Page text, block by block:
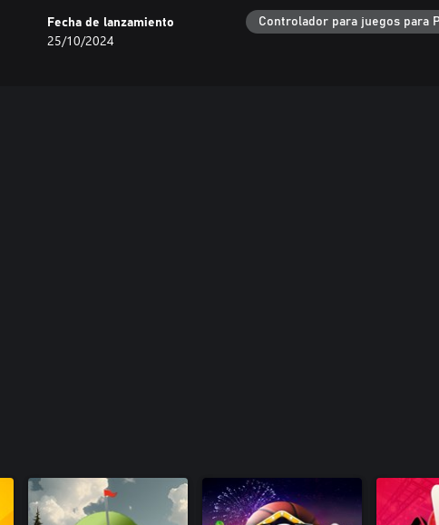
Fecha de lanzamiento
25/10/2024
Controlador para juegos para